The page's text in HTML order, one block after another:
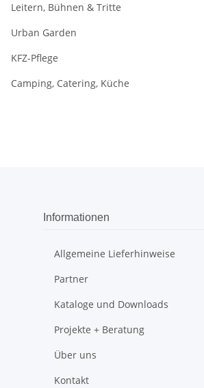
Leitern, Bühnen & Tritte
Urban Garden
KFZ-Pflege
Camping, Catering, Küche
Informationen
Allgemeine Lieferhinweise
Partner
Kataloge und Downloads
Projekte + Beratung
Über uns
Kontakt